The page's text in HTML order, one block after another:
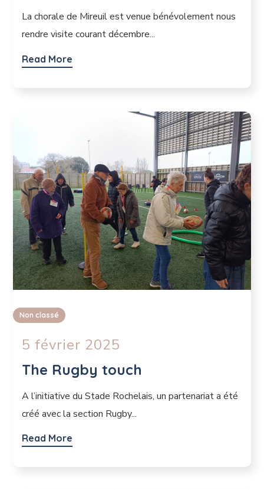
La chorale de Mireuil est venue bénévolement nous
rendre visite courant décembre...
Read More
Non classé
5 février 2025
The Rugby touch
A l’initiative du Stade Rochelais, un partenariat a été
créé avec la section Rugby...
Read More